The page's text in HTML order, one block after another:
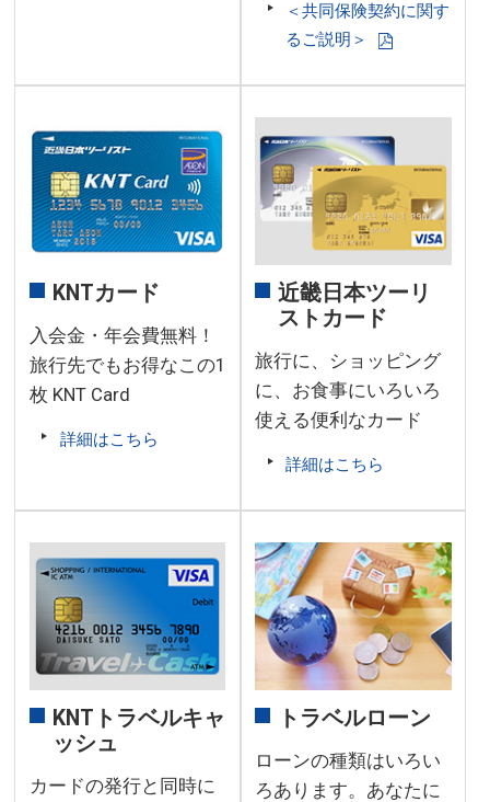
＜共同保険契約に関す
るご説明＞
KNTカード
入会金・年会費無料！
旅行先でもお得なこの1
枚 KNT Card
詳細はこちら
近畿日本ツーリ
ストカード
旅行に、ショッピング
に、お食事にいろいろ
使える便利なカード
詳細はこちら
KNTトラベルキャ
ッシュ
カードの発行と同時に
トラベルローン
ローンの種類はいろい
ろあります。あなたに